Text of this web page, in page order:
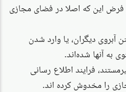
فرض این که اصلا در فضای مجازی
دیگران، یا وارد شدن
به آنها شده‌اند.
فرایند اطلاع رسانی
را مخدوش کرده اند.